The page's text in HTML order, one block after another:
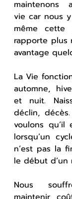
maintenons
vie car nous
même cette
rapporte plus
avantage
La Vie
automne,
et nuit.
déclin,
voulons qu’il
lorsqu’un
n’est pas la
le début d’un
Nous